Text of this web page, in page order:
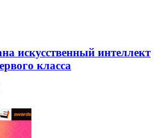
искусственный интеллект
класса